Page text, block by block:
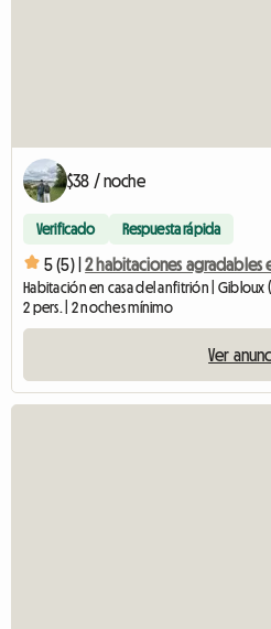
$38 / noche
Verificado Respuesta rápida
5 (5) | 2 habitaciones agradables
Habitación en casa del anfitrión | Gibloux
2 pers. | 2 noches mínimo
Ver